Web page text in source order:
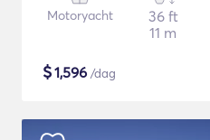
Motoryacht
36 ft
11 m
$1,596 /dag